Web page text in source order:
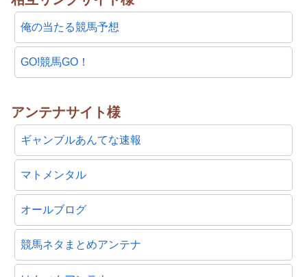
俺の当たる競馬予想
GO!競馬GO！
アンテナサイト様
ギャンブルあんてな速報
マトメンタル
オールブログ
競馬ネタまとめアンテナ